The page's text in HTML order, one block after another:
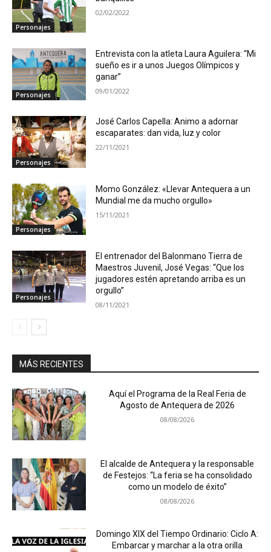
Personajes
02/02/2022
Personajes
Entrevista con la atleta Laura Aguilera: “Mi
sueño es ir a unos Juegos Olímpicos y
ganar”
09/01/2022
Personajes
José Carlos Capella: Animo a adornar
escaparates: dan vida, luz y color
22/11/2021
Personajes
Momo González: «Llevar Antequera a un
Mundial me da mucho orgullo»
15/11/2021
Personajes
El entrenador del Balonmano Tierra de
Maestros Juvenil, José Vegas: “Que los
jugadores estén apretando arriba es un
orgullo”
08/11/2021
MÁS RECIENTES
Aquí el Programa de la Real Feria de
Agosto de Antequera de 2026
08/08/2026
El alcalde de Antequera y la responsable
de Festejos: “La feria se ha consolidado
como un modelo de éxito”
08/08/2026
Domingo XIX del Tiempo Ordinario: Ciclo A:
Embarcar y marchar a la otra orilla